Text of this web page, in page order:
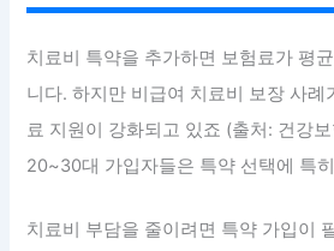
치료비 특약을 추가하면 보험료가 평
니다. 하지만 비급여 치료비 보장 사례
료 지원이 강화되고 있죠 (출처: 건강
20~30대 가입자들은 특약 선택에 특
치료비 부담을 줄이려면 특약 가입이